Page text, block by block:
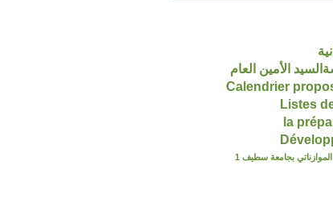
الأمين العام
Listes
la
بجامعة سطيف 1